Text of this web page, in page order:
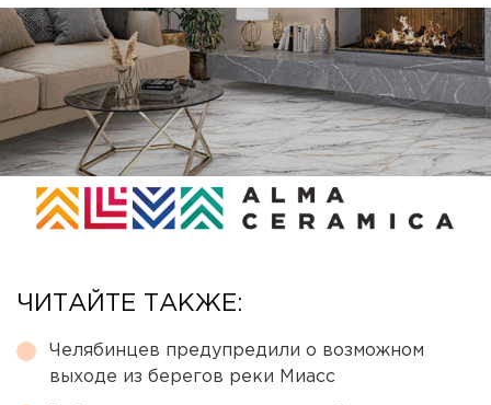
ЧИТАЙТЕ ТАКЖЕ:
Челябинцев предупредили о возможном
выходе из берегов реки Миасс